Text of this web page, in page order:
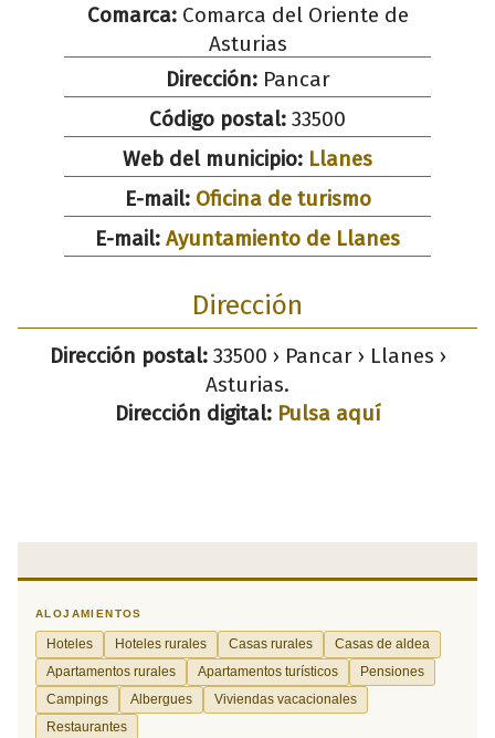
Comarca:Comarca del Oriente de
Asturias
Dirección:Pancar
Código postal: 33500
Web del municipio: Llanes
E-mail: Oficina de turismo
E-mail: Ayuntamiento de Llanes
Dirección
Dirección postal:33500 › Pancar › Llanes ›
Asturias.
Dirección digital: Pulsa aquí